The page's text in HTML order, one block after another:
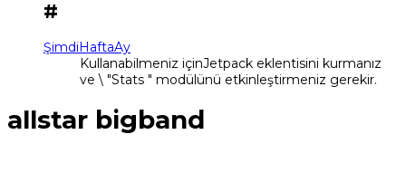
#
ŞimdiHaftaAy
Kullanabilmeniz içinJetpack eklentisini kurmanız
ve \ "Stats " modülünü etkinleştirmeniz gerekir.
allstar bigband